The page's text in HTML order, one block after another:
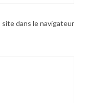
site dans le navigateur